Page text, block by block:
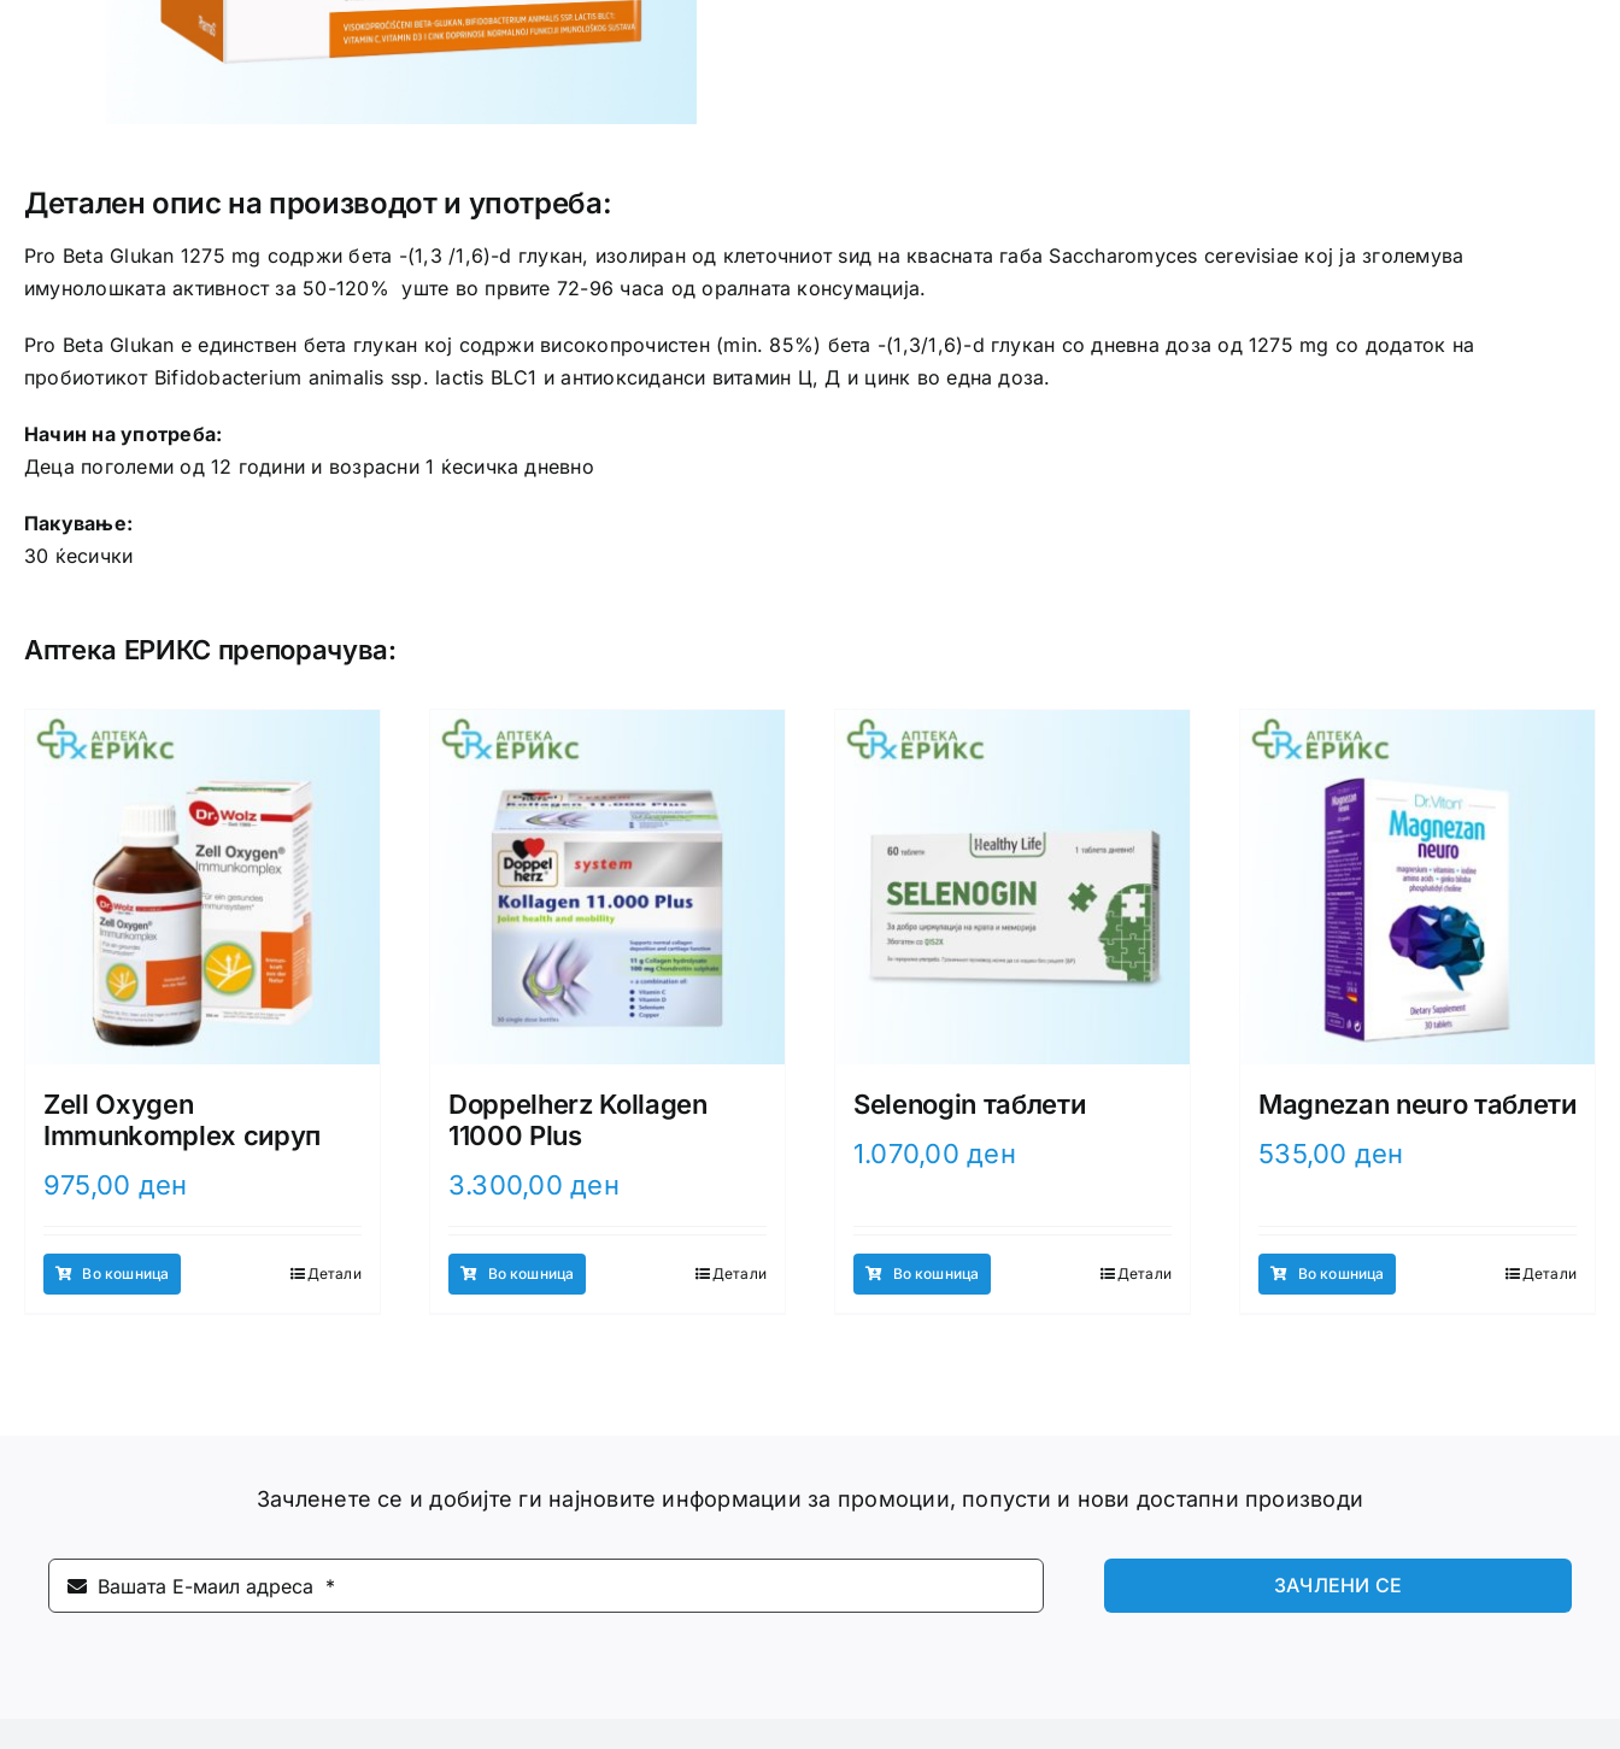
Детален опис на производот и употреба:
Pro Beta Glukan 1275 mg содржи бета -(1,3 /1,6)-d глукан, изолиран од клеточниот ѕид на квасната габа Saccharomyces cerevisiae кој ја зголемува
имунолошката активност за 50-120% уште во првите 72-96 часа од оралната консумација.
Pro Beta Glukan е единствен бета глукан кој содржи високопрочистен (min. 85%) бета -(1,3/1,6)-d глукан со дневна доза од 1275 mg со додаток на
пробиотикот Bifidobacterium animalis ssp. lactis BLC1 и антиоксиданси витамин Ц, Д и цинк во една доза.
Начин на употреба:
Деца поголеми од 12 години и возрасни 1 ќесичка дневно
Пакување:
30 ќесички
Аптека ЕРИКС препорачува:
Zell Oxygen
Immunkomplex сируп
975,00 ден
Во кошница Детали
Doppelherz Kollagen
11000 Plus
3.300,00ден
Во кошница Детали
Selenogin таблети
1.070,00ден
Во кошница Детали
Magnezan neuro таблети
535,00 ден
Во кошница Детали
Зачленете се и добијте ги најновите информации за промоции, попусти и нови достапни производи
ЗАЧЛЕНИ СЕ